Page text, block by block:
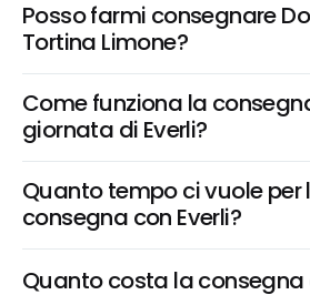
Posso farmi consegnare
Tortina Limone?
Come funziona la
giornata di Everli?
Quanto tempo ci vuole per
consegna con Everli?
Quanto costa la consegna